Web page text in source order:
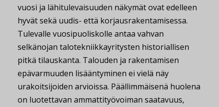
vuosi ja lähitulevaisuuden näkymät ovat edelleen
hyvät sekä uudis- että korjausrakentamisessa.
Tulevalle vuosipuoliskolle antaa vahvan
selkänojan talotekniikkayritysten historiallisen
pitkä tilauskanta. Talouden ja rakentamisen
epävarmuuden lisääntyminen ei vielä näy
urakoitsijoiden arvioissa. Päällimmäisenä huolena
on luotettavan ammattityövoiman saatavuus,